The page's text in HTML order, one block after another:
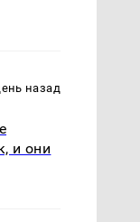
назад
и они